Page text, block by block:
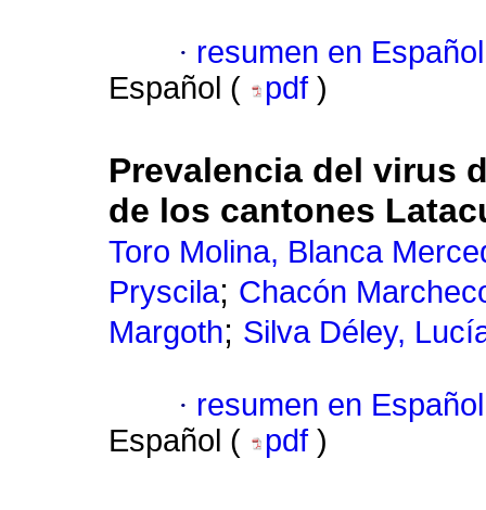
· resumen en Español
Español (
pdf )
Prevalencia del virus
de los cantones
Toro Molina, Blanca
Pryscila; Chacón
Margoth; Silva Déley,
· resumen en Español
Español (
pdf )